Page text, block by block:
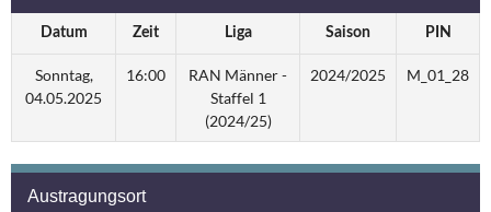
Datum Zeit Liga Saison PIN
Sonntag,
04.05.2025
16:00
RAN Männer -
Staffel 1
(2024/25)
2024/2025 M_01_28
Austragungsort